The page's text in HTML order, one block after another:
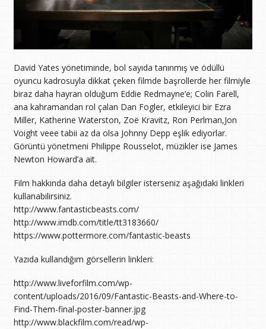
David Yates yönetiminde, bol sayıda tanınmış ve ödüllü
oyuncu kadrosuyla dikkat çeken filmde başrollerde her filmiyle
biraz daha hayran olduğum Eddie Redmayne’e; Colin Farell,
ana kahramandan rol çalan Dan Fogler, etkileyici bir Ezra
Miller, Katherine Waterston, Zoë Kravitz, Ron Perlman,Jon
Voight veee tabii az da olsa Johnny Depp eşlik ediyorlar.
Görüntü yönetmeni Philippe Rousselot, müzikler ise James
Newton Howard’a ait.
Film hakkında daha detaylı bilgiler isterseniz aşağıdaki linkleri
kullanabilirsiniz.
http://www.fantasticbeasts.com/
http://www.imdb.com/title/tt3183660/
https://www.pottermore.com/fantastic-beasts
Yazıda kullandığım görsellerin linkleri:
http://www.liveforfilm.com/wp-
content/uploads/2016/09/Fantastic-Beasts-and-Where-to-
Find-Them-final-poster-banner.jpg
http://www.blackfilm.com/read/wp-